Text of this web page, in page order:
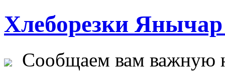
Хлеборезки Янычар
Сообщаем вам важную